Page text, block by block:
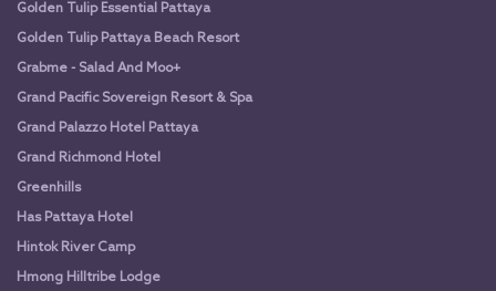
Golden Tulip Essential Pattaya
Golden Tulip Pattaya Beach Resort
Grabme - Salad And Moo+
Grand Pacific Sovereign Resort & Spa
Grand Palazzo Hotel Pattaya
Grand Richmond Hotel
Greenhills
Has Pattaya Hotel
Hintok River Camp
Hmong Hilltribe Lodge